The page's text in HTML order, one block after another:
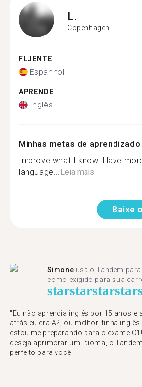
L.
Copenhagen
FLUENTE
Espanhol
APRENDE
Inglês
Minhas metas de aprendizado
Improve what I know. Have
language...Leia mais
Baixe
Simone usa o Tandem
como exigido para sua
starstarstarstar
"Eu não aprendia inglês por 15 anos e
atrás eu era A2, ou melhor, tinha
estou me preparando para o exame
deseja aprimorar um idioma, o
perfeito para você."